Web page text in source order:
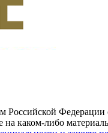
Российской
каком-либо